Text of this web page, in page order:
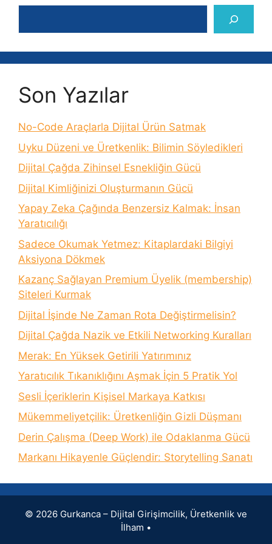
Son Yazılar
No-Code Araçlarla Dijital Ürün Satmak
Uyku Düzeni ve Üretkenlik: Bilimin Söyledikleri
Dijital Çağda Zihinsel Esnekliğin Gücü
Dijital Kimliğinizi Oluşturmanın Gücü
Yapay Zeka Çağında Benzersiz Kalmak: İnsan
Yaratıcılığı
Sadece Okumak Yetmez: Kitaplardaki Bilgiyi
Aksiyona Dökmek
Kazanç Sağlayan Premium Üyelik (membership)
Siteleri Kurmak
Dijital İşinde Ne Zaman Rota Değiştirmelisin?
Dijital Çağda Nazik ve Etkili Networking Kuralları
Merak: En Yüksek Getirili Yatırımınız
Yaratıcılık Tıkanıklığını Aşmak İçin 5 Pratik Yol
Sesli İçeriklerin Kişisel Markaya Katkısı
Mükemmeliyetçilik: Üretkenliğin Gizli Düşmanı
Derin Çalışma (Deep Work) ile Odaklanma Gücü
Markanı Hikayenle Güçlendir: Storytelling Sanatı
© 2026 Gurkanca – Dijital Girişimcilik, Üretkenlik ve
İlham •